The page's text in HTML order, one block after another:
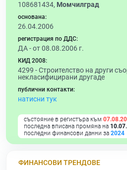
108681434, Момчилград
основана:
26.04.2006
регистрация по ДДС:
ДА - от 08.08.2006 г.
КИД 2008:
4299 -Строителство на други
некласифицирани другаде
публични контакти:
натисни тук
състояние в регистъра към
последна вписана промяна на
последни финансови данни за 2024
ФИНАНСОВИ ТРЕНДОВЕ